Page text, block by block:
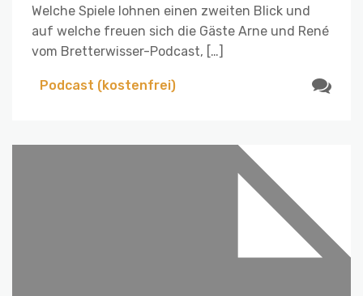
Welche Spiele lohnen einen zweiten Blick und
auf welche freuen sich die Gäste Arne und René
vom Bretterwisser-Podcast, […]
Podcast (kostenfrei)